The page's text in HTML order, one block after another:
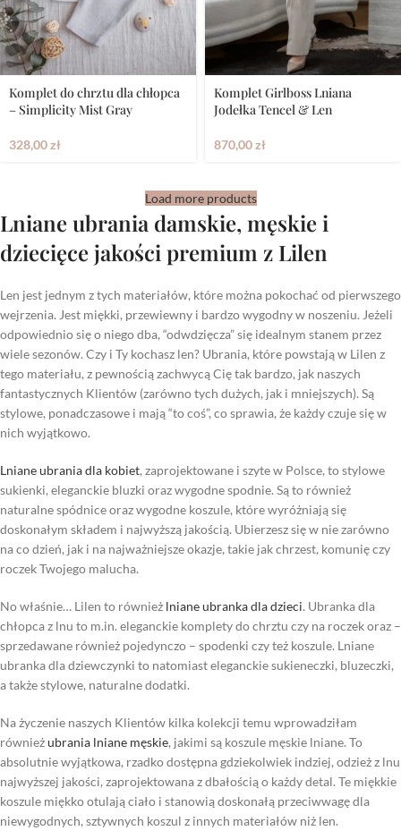
Komplet do chrztu dla chłopca
– Simplicity Mist Gray
328,00zł
Komplet Girlboss Lniana
Jodełka Tencel & Len
870,00zł
Load more products
Lniane ubrania damskie, męskie i
dziecięce jakości premium z Lilen
Len jest jednym z tych materiałów, które można pokochać od pierwszego
wejrzenia. Jest miękki, przewiewny i bardzo wygodny w noszeniu. Jeżeli
odpowiednio się o niego dba, “odwdzięcza” się idealnym stanem przez
wiele sezonów. Czy i Ty kochasz len? Ubrania, które powstają w Lilen z
tego materiału, z pewnością zachwycą Cię tak bardzo, jak naszych
fantastycznych Klientów (zarówno tych dużych, jak i mniejszych). Są
stylowe, ponadczasowe i mają “to coś”, co sprawia, że każdy czuje się w
nich wyjątkowo.
Lniane ubrania dla kobiet, zaprojektowane i szyte w Polsce, to stylowe
sukienki, eleganckie bluzki oraz wygodne spodnie. Są to również
naturalne spódnice oraz wygodne koszule, które wyróżniają się
doskonałym składem i najwyższą jakością. Ubierzesz się w nie zarówno
na co dzień, jak i na najważniejsze okazje, takie jak chrzest, komunię czy
roczek Twojego malucha.
No właśnie… Lilen to również lniane ubranka dla dzieci. Ubranka dla
chłopca z lnu to m.in. eleganckie komplety do chrztu czy na roczek oraz –
sprzedawane również pojedynczo – spodenki czy też koszule. Lniane
ubranka dla dziewczynki to natomiast eleganckie sukieneczki, bluzeczki,
a także stylowe, naturalne dodatki.
Na życzenie naszych Klientów kilka kolekcji temu wprowadziłam
równieżubrania lniane męskie, jakimi są koszule męskie lniane. To
absolutnie wyjątkowa, rzadko dostępna gdziekolwiek indziej, odzież z lnu
najwyższej jakości, zaprojektowana z dbałością o każdy detal. Te miękkie
koszule miękko otulają ciało i stanowią doskonałą przeciwwagę dla
niewygodnych, sztywnych koszul z innych materiałów niż len.